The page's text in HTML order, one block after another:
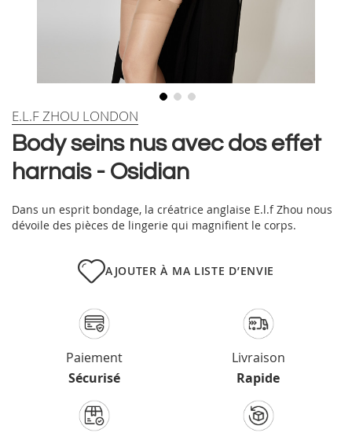
Skip
the
beginning
images
gallery
Body seins nus avec dos effet
harnais - Osidian
E.L.F ZHOU LONDON
Dans un esprit bondage, la créatrice anglaise E.l.f Zhou nous
dévoile des pièces de lingerie qui magnifient le corps.
AJOUTER À MA LISTE D’ENVIE
Paiement
Sécurisé
Livraison
Rapide